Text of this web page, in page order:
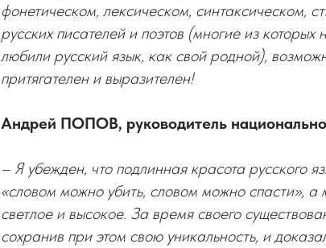
фонетическом, лексическом, синтаксическом,
русских писателей и поэтов (многие из
любили русский язык, как свой родной),
притягателен и выразителен!
Андрей ПОПОВ, руководитель
– Я убежден, что подлинная красота русского
«словом можно убить, словом можно спасти»,
светлое и высокое. За время своего
сохранив при этом свою уникальность, и